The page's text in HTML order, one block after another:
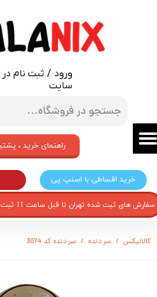
ورود / ثبت نام در
سایت
حساب کاربری من
تغییر گذر واژه
خروج از حساب کاربری
خرید اقساطی با اسنپ پی
راهنمای خرید ،
سفارش های ثبت شده تهران تا قبل ساعت 11 ثبت شوند همان روز تحویل میشوند
کالانیکس سر دنده سر دنده کد 3074